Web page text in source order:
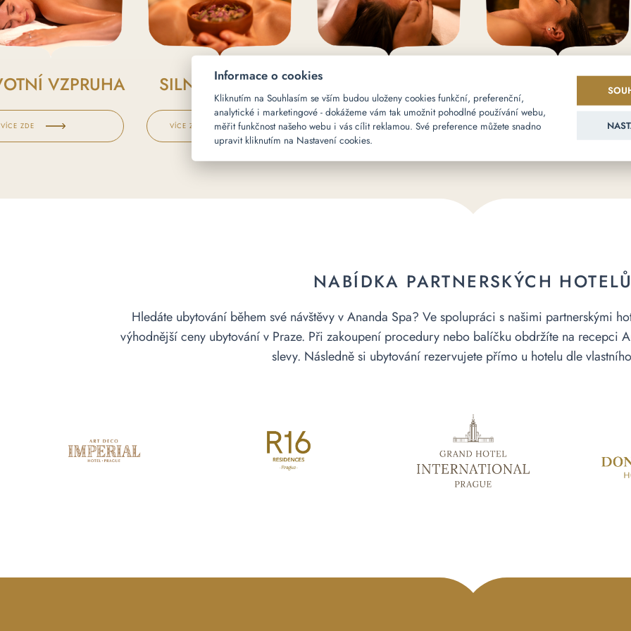
VZPRUHA
VÍCE ZDE
SILNÁ IMUNITA
VÍCE ZDE
ÚLEVA OD BOLESTI
VÍCE ZDE
ANTI-STRESS
VÍCE ZDE
NABÍDKA PARTNERSKÝCH HOTELŮ
Hledáte ubytování během své návštěvy v Ananda Spa? Ve spolupráci s našimi partnerskými
výhodnější ceny ubytování v Praze. Při zakoupení procedury nebo balíčku obdržíte na recepci
slevy. Následně si ubytování rezervujete přímo u hotelu dle
Informace o cookies
Kliknutím na Souhlasím se vším budou uloženy cookies funkční, preferenční,
analytické i marketingové - dokážeme vám tak umožnit pohodlné používání webu,
měřit funkčnost našeho webu i vás cílit reklamou. Své preference můžete snadno
upravit kliknutím na Nastavení cookies.